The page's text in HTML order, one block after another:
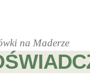
na Maderze